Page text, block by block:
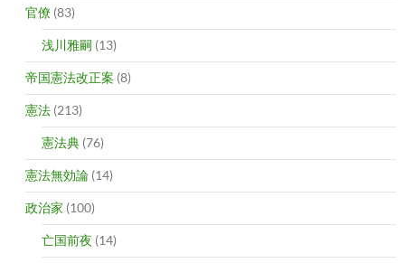
官僚 (83)
浅川雅嗣 (13)
帝国憲法改正案 (8)
憲法 (213)
憲法典 (76)
憲法無効論 (14)
政治家 (100)
亡国前夜 (14)